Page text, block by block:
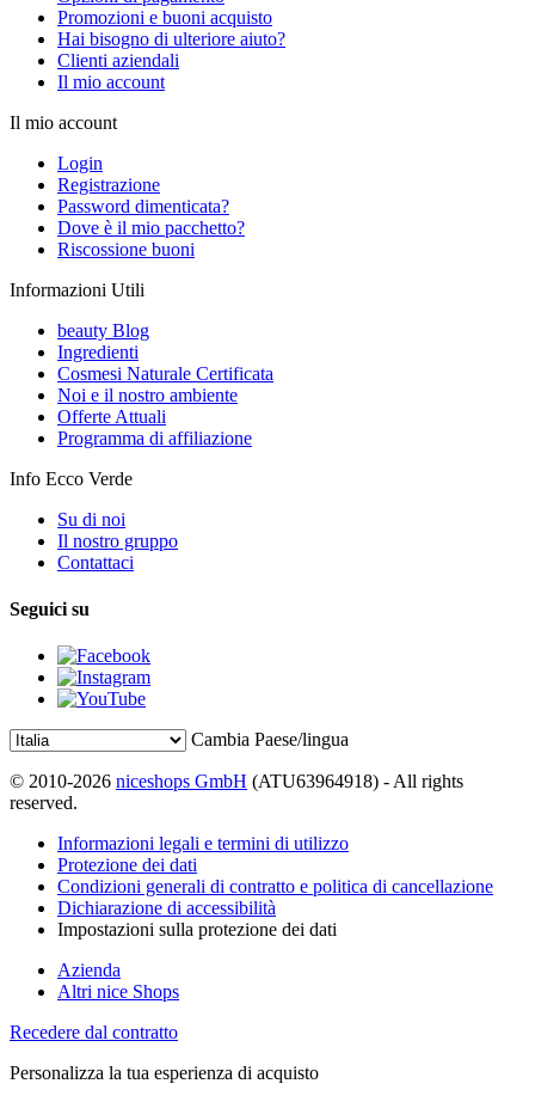
Promozioni e buoni acquisto
Hai bisogno di ulteriore aiuto?
Clienti aziendali
Il mio account
Il mio account
Login
Registrazione
Password dimenticata?
Dove è il mio pacchetto?
Riscossione buoni
Informazioni Utili
beauty Blog
Ingredienti
Cosmesi Naturale Certificata
Noi e il nostro ambiente
Offerte Attuali
Programma di affiliazione
Info Ecco Verde
Su di noi
Il nostro gruppo
Contattaci
Seguici su
Cambia Paese/lingua
© 2010-2026 niceshops GmbH (ATU63964918) - All rights
reserved.
Informazioni legali e termini di utilizzo
Protezione dei dati
Condizioni generali di contratto e politica di cancellazione
Dichiarazione di accessibilità
Impostazioni sulla protezione dei dati
Azienda
Altri nice Shops
Recedere dal contratto
Personalizza la tua esperienza di acquisto